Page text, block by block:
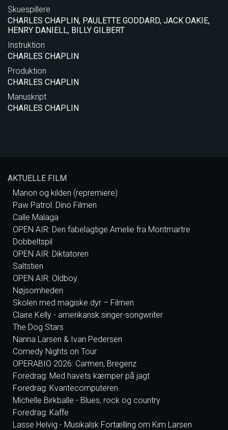
Skuespillere
CHARLES CHAPLIN, PAULETTE GODDARD, JACK OAKIE,
HENRY DANIELL, BILLY GILBERT
Instruktion
CHARLES CHAPLIN
Produktion
CHARLES CHAPLIN
Manuskript
CHARLES CHAPLIN
AKTUELLE FILM
Manon og kilden (repremiere)
Paw Patrol: Dino Filmen
Calle Malaga
OPEN AIR: Den fabelagtige Amelie fra Montmartre
Dobbeltspil
OPEN AIR: Diktatoren
Saltstien
OPEN AIR: Oldboy
Nøjsomheden
Skolen med magiske dyr – Filmen
Claire Kelly - amerikansk singer-songwriter
The Dog Stars
Nanna Larsen & Ivan Pedersen
Comedy Nights on Tour
OPERABIO 2026: Carmen, Bregenz
Foredrag: Med havets kæmper på jagt
Foredrag: Kvantecomputeren
Michelle Birkballe - Blues, rock og country
Foredrag: Kaffe
Lasse Helvig - Musikalsk Fortælling om Kim Larsen